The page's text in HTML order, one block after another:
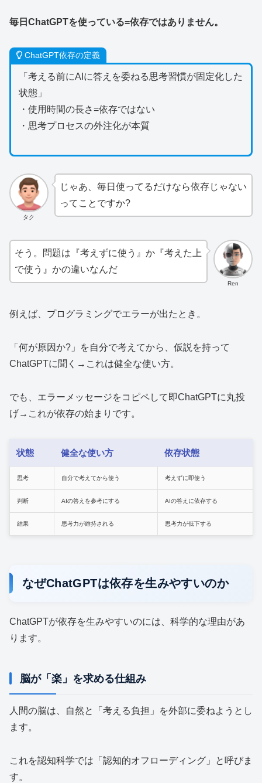
毎日ChatGPTを使っている=依存ではありません。
ChatGPT依存の定義
「考える前にAIに答えを委ねる思考習慣が固定化した
状態」
・使用時間の長さ=依存ではない
・思考プロセスの外注化が本質
タク
じゃあ、毎日使ってるだけなら依存じゃない
ってことですか?
Ren
そう。問題は『考えずに使う』か『考えた上
で使う』かの違いなんだ
例えば、プログラミングでエラーが出たとき。
「何が原因か?」を自分で考えてから、仮説を持って
ChatGPTに聞く→これは健全な使い方。
でも、エラーメッセージをコピペして即ChatGPTに丸投
げ→これが依存の始まりです。
状態 健全な使い方 依存状態
思考 自分で考えてから使う 考えずに即使う
判断 AIの答えを参考にする AIの答えに依存する
結果 思考力が維持される 思考力が低下する
なぜChatGPTは依存を生みやすいのか
ChatGPTが依存を生みやすいのには、科学的な理由があ
ります。
脳が「楽」を求める仕組み
人間の脳は、自然と「考える負担」を外部に委ねようとし
ます。
これを認知科学では「認知的オフローディング」と呼びま
す。